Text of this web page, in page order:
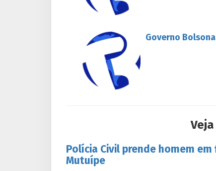
Governo
Polícia Civil prende homem
Mutuípe